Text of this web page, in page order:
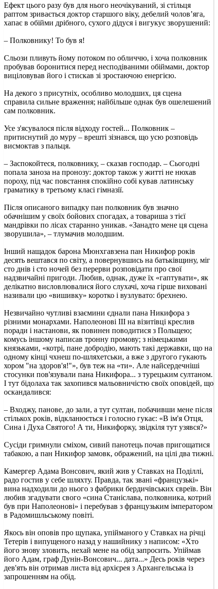
Ефект цього разу був для нього неочікуваний, зі стільця
раптом зривається доктор старшого віку, дебелий чолов’яга,
хапає в обійми дрібного, сухого дідуся і вигукує зворушений:
– Полковнику! То був я!
Сльози пливуть йому потоком по обличчю, і хоча полковник
пробував боронитися перед несподіваними обіймами, доктор
виціловував його і стискав зі зростаючою енергією.
На декого з присутніх, особливо молодших, ця сцена
справила сильне враження; найбільше однак був ошелешений
сам полковник.
Усе з'ясувалося після відходу гостей... Полковник –
притиснутий до муру – врешті зізнався, що усю розповідь
висмоктав з пальця.
– Заспокойтеся, полковнику, – сказав господар. – Сьогодні
попала заноза на пронозу: доктор також у житті не нюхав
пороху, під час повстання спокійно собі кував латинську
граматику в третьому класі гімназії.
Після описаного випадку пан полковник був значно
обачнішим у своїх бойових спогадах, а товариша з тієї
мандрівки по лісах старанно уникав. «Занадто мене ця сцена
зворушила», – тлумачив молодшим.
Інший нащадок барона Мюнхгавзена пан Никифор років
десять вештався по світу, а повернувшись на батьківщину, міг
сто днів і сто ночей без перерви розповідати про свої
надзвичайні пригоди. Любив, однак, дуже їх «гаптувати», як
делікатно висловлювалися його слухачі, хоча гірше виховані
називали цю «вишивку» коротко і вузлувато: брехнею.
Незвичайно чутливі взаємини єднали пана Никифора з
різними монархами. Наполеонові III на візитівці креслив
поради і настанови, як повинен поводитися з Польщею;
комусь іншому написав тронну промову; з німецькими
князьками, «котрі, пане добродію, мають такі державки, що на
одному кінці чхнеш по-шляхетськи, а вже з другого гукають
хором "на здоров'я!"», був теж на «ти». Але найсердечніші
стосунки пов'язували пана Никифора... з турецьким султаном.
І тут бідолаха так захопився мальовничістю своїх оповідей, що
оскандалився:
– Входжу, панове, до зали, а тут султан, побачивши мене після
стількох років, відкланюється і голосно гукає: «В ім'я Отця,
Сина і Духа Святого! А ти, Никифорку, звідкіля тут узявся?»
Сусіди гримнули сміхом, сивий панотець почав пригощатися
табакою, а пан Никифор замовк, ображений, на цілі два тижні.
Камергер Адама Вонсович, який жив у Ставках на Поділлі,
радо гостив у себе шляхту. Правда, так звані «французькі»
вина надходили до нього з фабрики бердичівських євреїв. Він
любив згадувати свого «сина Станіслава, полковника, котрий
був при Наполеонові» і перебував з французьким імператором
в Радомишльському повіті.
Якось він оповів про щупака, упійманого у Ставках на річці
Тетерів і випущеного назад у нашийнику з написом: «Хто
його знову зловить, нехай мене на обід запросить. Упіймав
його Адам, граф Дунін-Вонсович... дата...» Десь років через
дев'ять він отримав листа від архієрея з Архангельська із
запрошенням на обід.